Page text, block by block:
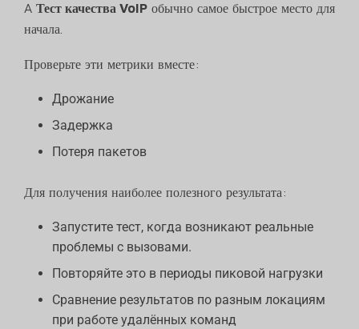
A Тест качества VoIP обычно самое быстрое место для
начала.
Проверьте эти метрики вместе:
Дрожание
Задержка
Потеря пакетов
Для получения наиболее полезного результата:
Запустите тест, когда возникают реальные
проблемы с вызовами.
Повторяйте это в периоды пиковой нагрузки
Сравнение результатов по разным локациям
при работе удалённых команд